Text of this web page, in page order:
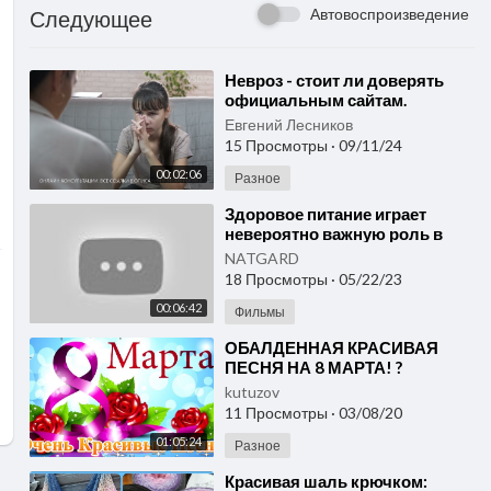
Следующее Автовоспроизведение
00:02:06
⁣Невроз - стоит ли доверять
официальным сайтам.
Питание играет ключевую
роль в поддержании
здоровья.
Евгений Лесников
15 Просмотры · 09/11/24
Разное
00:06:42
⁣Здоровое питание играет
невероятно важную роль в
нашей жизни. Продукция для
здоровья Микросферы.
NATGARD
18 Просмотры · 05/22/23
Фильмы
01:05:24
⁣ОБАЛДЕННАЯ КРАСИВАЯ
ПЕСНЯ НА 8 МАРТА! ?
Шикарные песни шансон!
2020 ? супер поздравление 8
марта!
kutuzov
11 Просмотры · 03/08/20
Разное
⁣Красивая шаль крючком: